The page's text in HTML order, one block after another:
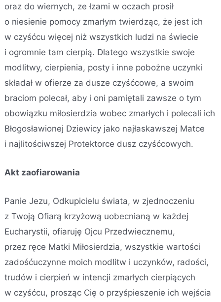
oraz do wiernych, ze łzami w oczach prosił
o niesienie pomocy zmarłym twierdząc, że jest ich
w czyśćcu więcej niż wszystkich ludzi na świecie
i ogromnie tam cierpią. Dlatego wszystkie swoje
modlitwy, cierpienia, posty i inne pobożne uczynki
składał w ofierze za dusze czyśćcowe, a swoim
braciom polecał, aby i oni pamiętali zawsze o tym
obowiązku miłosierdzia wobec zmarłych i polecali ich
Błogosławionej Dziewicy jako najłaskawszej Matce
i najlitościwszej Protektorce dusz czyśćcowych.
Akt zaofiarowania
Panie Jezu, Odkupicielu świata, w zjednoczeniu
z Twoją Ofiarą krzyżową uobecnianą w każdej
Eucharystii, ofiaruję Ojcu Przedwiecznemu,
przez ręce Matki Miłosierdzia, wszystkie wartości
zadośćuczynne moich modlitw i uczynków, radości,
trudów i cierpień w intencji zmarłych cierpiących
w czyśćcu, prosząc Cię o przyśpieszenie ich wejścia